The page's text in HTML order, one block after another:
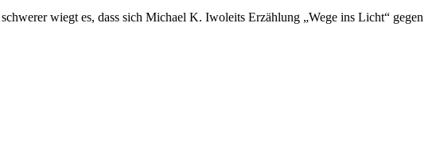
wiegt es, dass sich Michael K. Iwoleits Erzählung „Wege ins Licht“ gegen